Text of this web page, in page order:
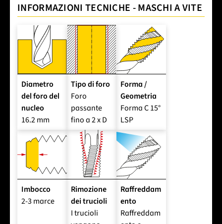
INFORMAZIONI TECNICHE - MASCHI A VITE
Diametro
del foro del
nucleo
16.2 mm
Tipo di foro
Foro
passante
fino a 2 x D
Forma /
Geometria
Forma C 15°
LSP
Imbocco
2-3 marce
Rimozione
dei trucioli
I trucioli
Raffreddam
ento
Raffreddam